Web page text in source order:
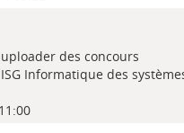
des concours
Informatique des